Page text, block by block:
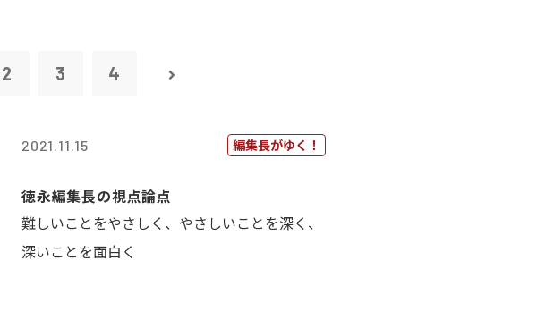
2 3 4
2021.11.15 編集長がゆく！
徳永編集長の視点論点
難しいことをやさしく、やさしいことを深く、
深いことを面白く